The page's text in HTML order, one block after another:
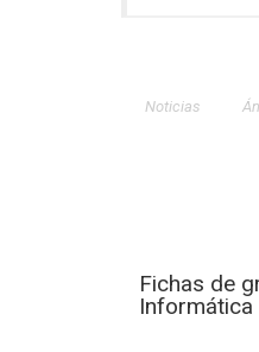
Noticias
Fichas de
Informática